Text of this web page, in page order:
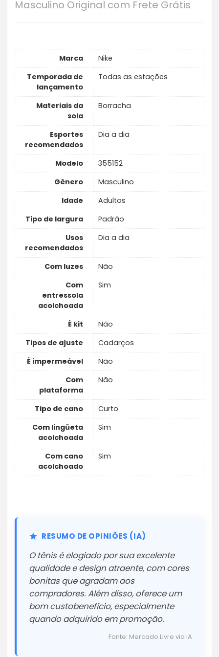
borracha para tração ideal, e entressola,
Masculino Original com Frete Grátis
Marca
Nike
Temporada de
lançamento
Todas as estações
Materiais da
sola
Borracha
Esportes
recomendados
Dia a dia
Modelo
355152
Gênero
Masculino
Idade
Adultos
Tipo de largura
Padrão
Usos
recomendados
Dia a dia
Com luzes
Não
Com
entressola
acolchoada
Sim
É kit
Não
Tipos de ajuste
Cadarços
É impermeável
Não
Com
plataforma
Não
Tipo de cano
Curto
Com lingüeta
acolchoada
Sim
Com cano
acolchoado
Sim
RESUMO DE OPINIÕES (IA)
O tênis é elogiado por sua excelente
qualidade e design atraente, com cores
bonitas que agradam aos
compradores. Além disso, oferece um
bom custobenefício, especialmente
quando adquirido em promoção.
Fonte: Mercado Livre via IA